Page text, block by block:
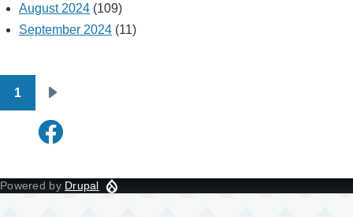
August 2024 (109)
September 2024 (11)
Pagination
1
page
Powered by Drupal